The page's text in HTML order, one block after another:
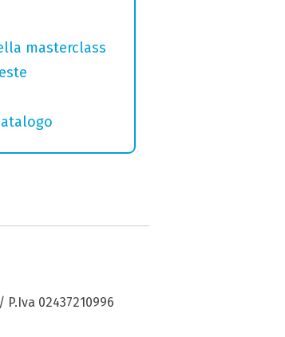
masterclass
02437210996